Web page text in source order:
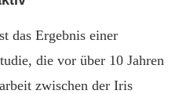
das Ergebnis einer
die vor über 10 Jahren
zwischen der Iris